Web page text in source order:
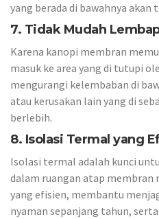
yang berada di bawahnya akan
7. Tidak Mudah
Karena kanopi membran
masuk ke area yang di tutupi
mengurangi kelembaban di
atau kerusakan lain yang di
berlebih.
8. Isolasi Termal yang
Isolasi termal adalah kunci
dalam ruangan atap membran
yang efisien, membantu
nyaman sepanjang tahun,